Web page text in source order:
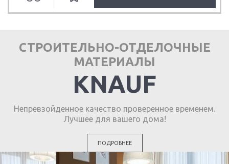
СТРОИТЕЛЬНО-ОТДЕЛОЧНЫЕ
МАТЕРИАЛЫ
KNAUF
Непревзойденное качество проверенное временем.
Лучшее для вашего дома!
ПОДРОБНЕЕ